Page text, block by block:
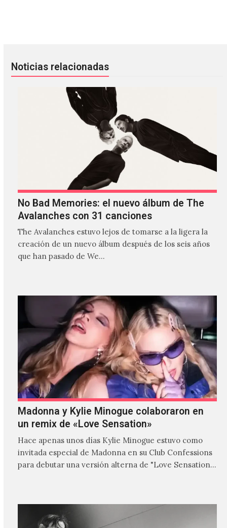
Noticias relacionadas
No Bad Memories: el nuevo álbum de The
Avalanches con 31 canciones
The Avalanches estuvo lejos de tomarse a la ligera la
creación de un nuevo álbum después de los seis años
que han pasado de We…
Madonna y Kylie Minogue colaboraron en
un remix de «Love Sensation»
Hace apenas unos días Kylie Minogue estuvo como
invitada especial de Madonna en su Club Confessions
para debutar una versión alterna de "Love Sensation",